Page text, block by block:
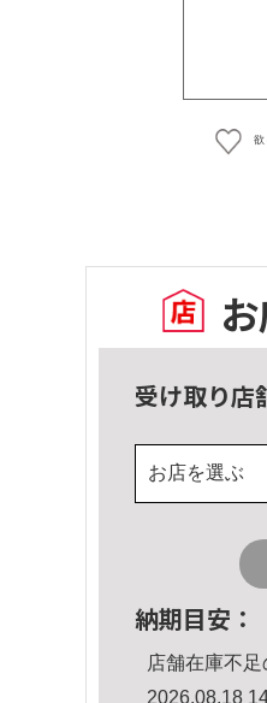
欲
受け取り店
お店を選ぶ
納期目安：
店舗在庫不足
2026.08.18